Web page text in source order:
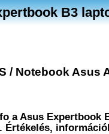
B3
/ Notebook Asus
a Asus Expertbook
Értékelés,